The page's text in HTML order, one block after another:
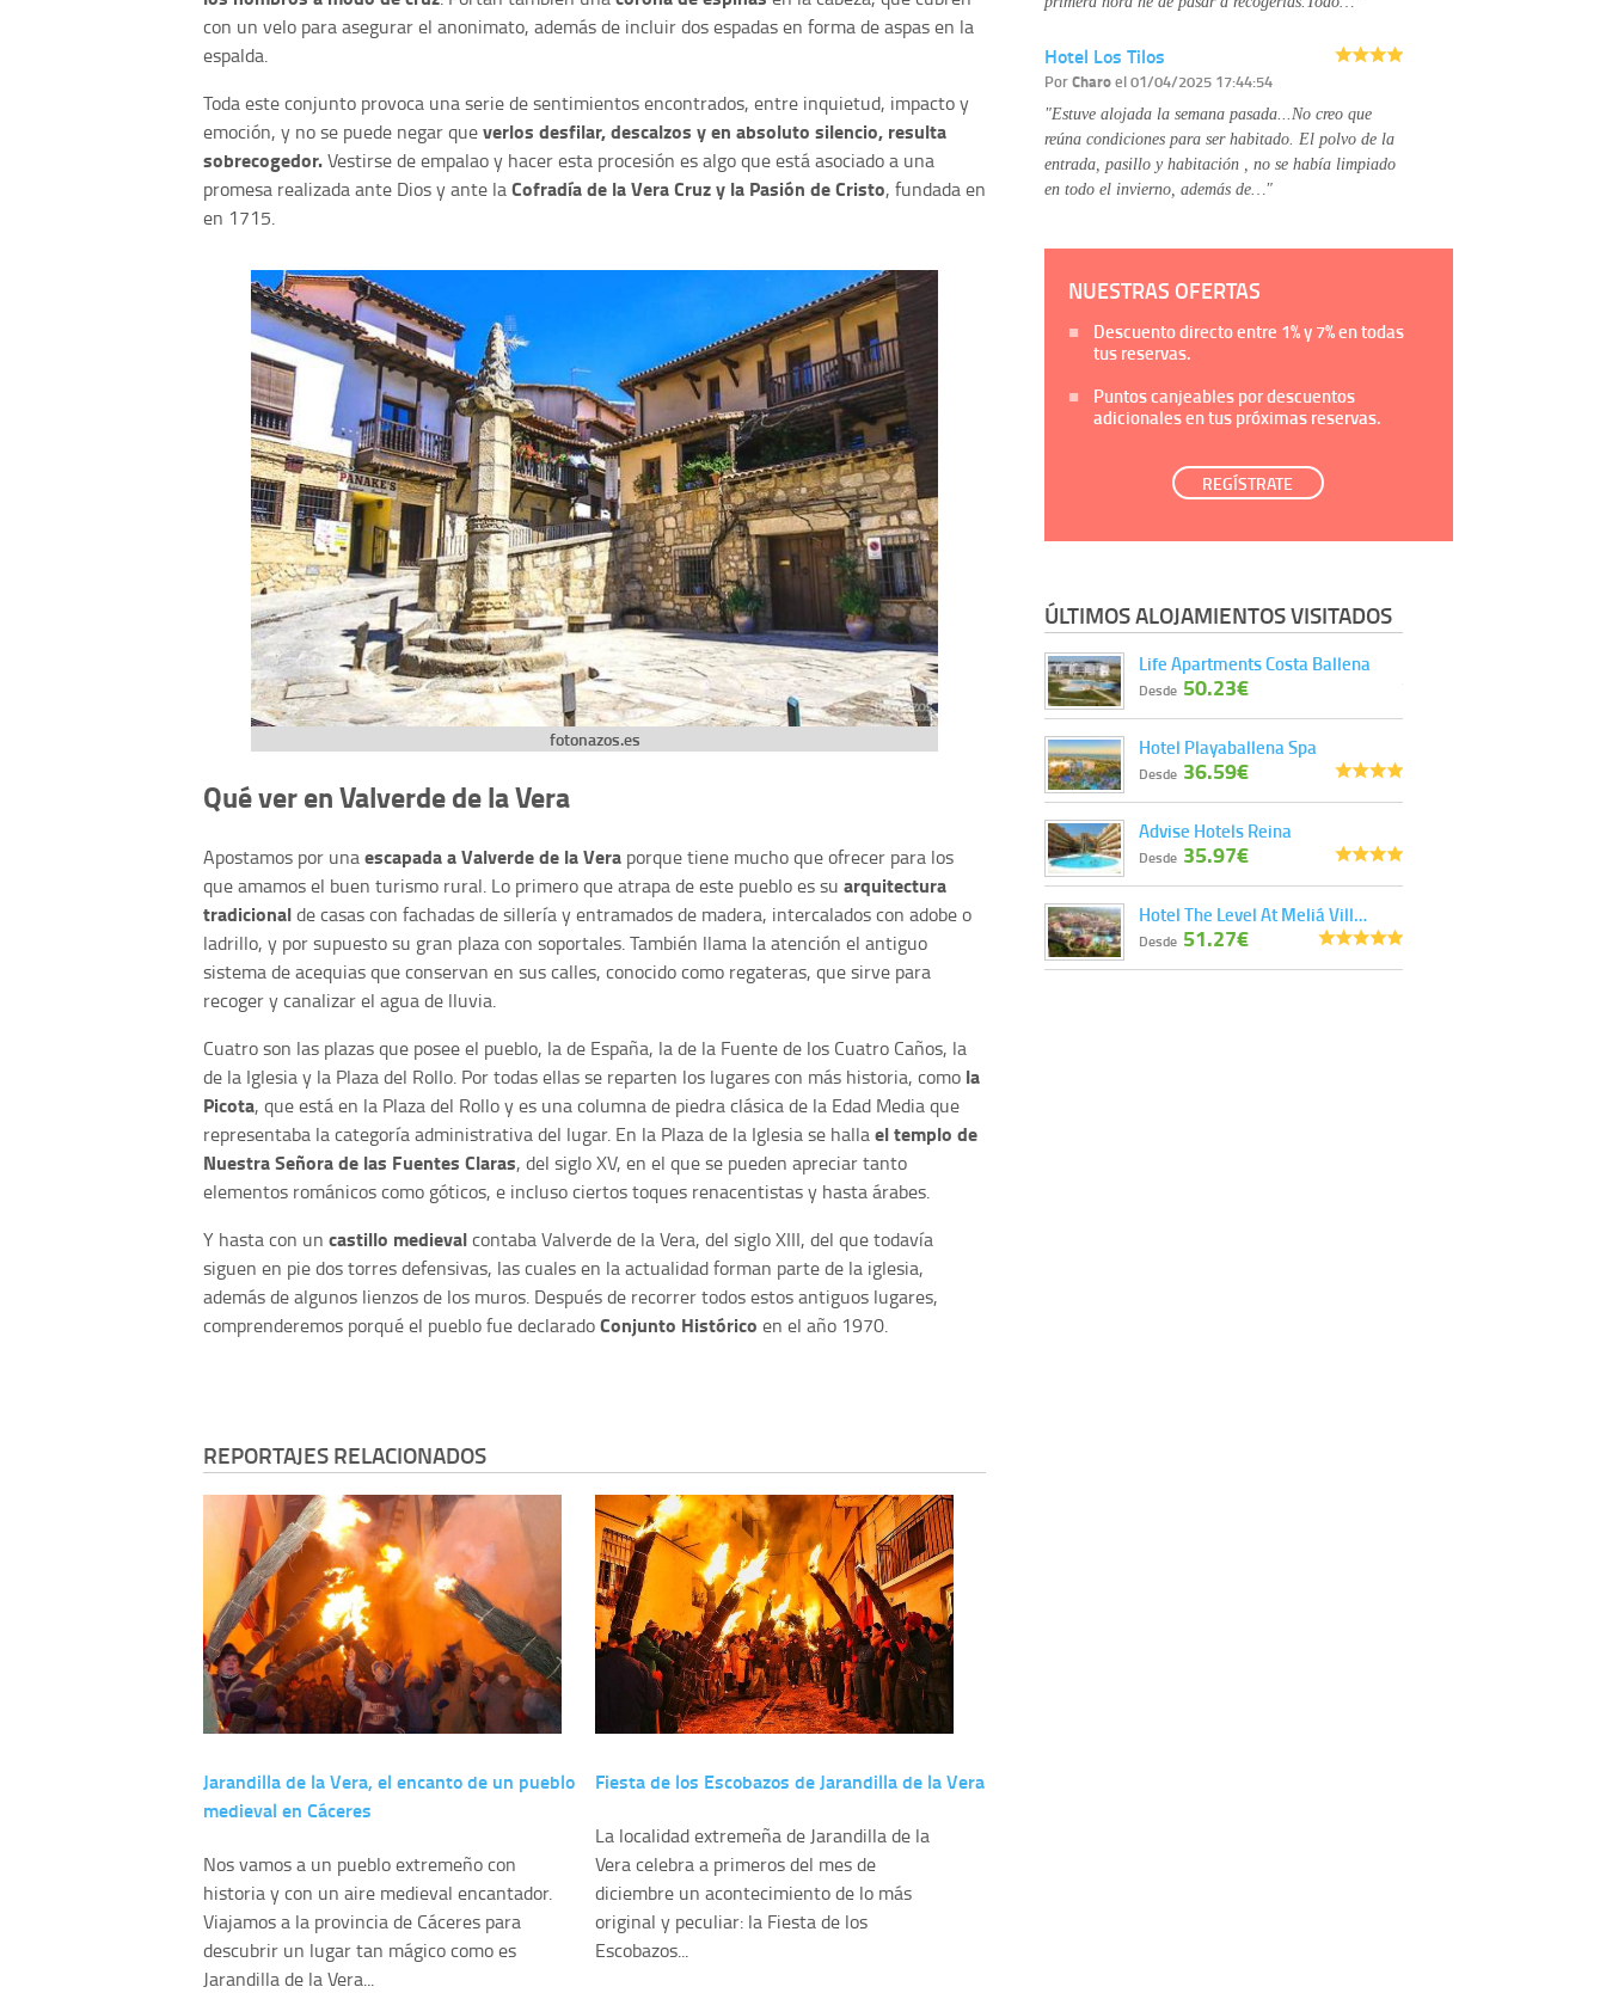
con un velo para asegurar el anonimato, además de incluir dos espadas en forma de aspas en la
espalda.
Toda este conjunto provoca una serie de sentimientos encontrados, entre inquietud, impacto y
emoción, y no se puede negar queverlos desfilar, descalzos y en absoluto silencio, resulta
sobrecogedor.Vestirse de empalao y hacer esta procesión es algo que está asociado a una
promesa realizada ante Dios y ante laCofradía de la Vera Cruz y la Pasión de Cristo, fundada en
en 1715.
fotonazos.es
Qué ver en Valverde de la Vera
Apostamos por unaescapada a Valverde de la Vera porque tiene mucho que ofrecer para los
que amamos el buen turismo rural. Lo primero que atrapa de este pueblo es su arquitectura
tradicionalde casas con fachadas de sillería y entramados de madera, intercalados con adobe o
ladrillo, y por supuesto su gran plaza con soportales. También llama la atención el antiguo
sistema de acequias que conservan en sus calles, conocido como regateras, que sirve para
recoger y canalizar el agua de lluvia.
Cuatro son las plazas que posee el pueblo, la de España, la de la Fuente de los Cuatro Caños, la
de la Iglesia y la Plaza del Rollo. Por todas ellas se reparten los lugares con más historia, como la
Picota, que está en la Plaza del Rollo y es una columna de piedra clásica de la Edad Media que
representaba la categoría administrativa del lugar. En la Plaza de la Iglesia se hallael templo de
Nuestra Señora de las Fuentes Claras, del siglo XV, en el que se pueden apreciar tanto
elementos románicos como góticos, e incluso ciertos toques renacentistas y hasta árabes.
Y hasta con un castillo medievalcontaba Valverde de la Vera, del siglo XIII, del que todavía
siguen en pie dos torres defensivas, las cuales en la actualidad forman parte de la iglesia,
además de algunos lienzos de los muros. Después de recorrer todos estos antiguos lugares,
comprenderemos porqué el pueblo fue declaradoConjunto Histórico en el año 1970.
REPORTAJES RELACIONADOS
Jarandilla de la Vera, el encanto de un pueblo
medieval en Cáceres
Nos vamos a un pueblo extremeño con
historia y con un aire medieval encantador.
Viajamos a la provincia de Cáceres para
descubrir un lugar tan mágico como es
Jarandilla de la Vera...
Fiesta de los Escobazos de Jarandilla de la Vera
La localidad extremeña de Jarandilla de la
Vera celebra a primeros del mes de
diciembre un acontecimiento de lo más
original y peculiar: la Fiesta de los
Escobazos...
Hotel Los Tilos
PorCharoel 01/04/2025 17:44:54
"Estuve alojada la semana pasada...No creo que
reúna condiciones para ser habitado. El polvo de la
entrada, pasillo y habitación , no se había limpiado
en todo el invierno, además de…"
NUESTRAS OFERTAS
Descuento directo entre 1%y7%en todas
tus reservas.
Puntos canjeables por descuentos
adicionales en tus próximas reservas.
REGÍSTRATE
ÚLTIMOS ALOJAMIENTOS VISITADOS
Life Apartments Costa Ballena
Desde 50.23€
Hotel Playaballena Spa
Desde 36.59€
Advise Hotels Reina
Desde 35.97€
Hotel The Level At Meliá Vill…
Desde 51.27€